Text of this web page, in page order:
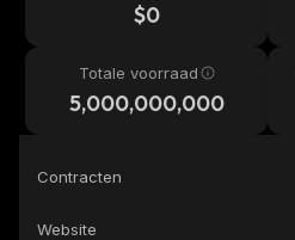
$0
Totale voorraad
5,000,000,000
Contracten
Website